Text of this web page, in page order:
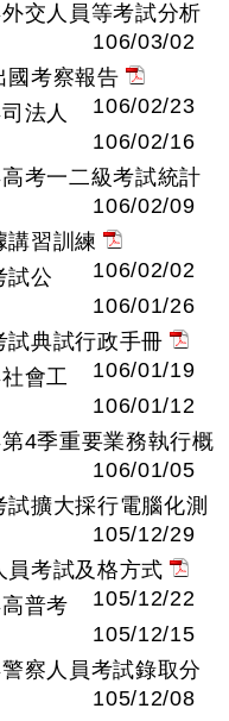
交人員等考試分析
106/03/02
國考察報告
106/02/23
法人
106/02/16
考一二級考試統計
106/02/09
講習訓練
106/02/02
試公
106/01/26
典試行政手冊
106/01/19
會工
106/01/12
4季重要業務執行概
106/01/05
擴大採行電腦化測
105/12/29
考試及格方式
105/12/22
普考
105/12/15
察人員考試錄取分
105/12/08